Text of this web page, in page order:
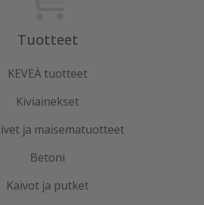
Tuotteet
KEVEÄ tuotteet
Kiviainekset
ja maisematuotteet
Betoni
Kaivot ja putket